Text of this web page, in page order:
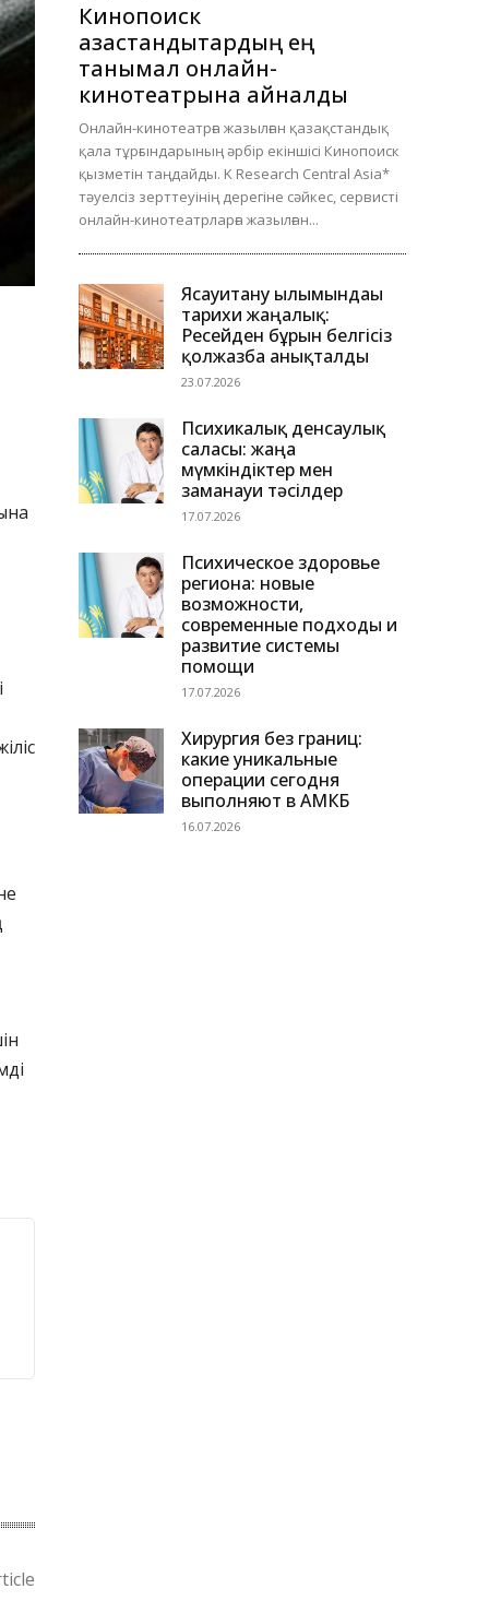
Кинопоиск
қазақстандықтардың ең
танымал онлайн-
кинотеатрына айналды
Онлайн-кинотеатрға жазылған қазақстандық
қала тұрғындарының әрбір екіншісі Кинопоиск
қызметін таңдайды. K Research Central Asia*
тәуелсіз зерттеуінің дерегіне сәйкес, сервисті
онлайн-кинотеатрларға жазылған...
Ясауитану ғылымындағы
тарихи жаңалық:
Ресейден бұрын белгісіз
қолжазба анықталды
23.07.2026
Психикалық денсаулық
саласы: жаңа
мүмкіндіктер мен
заманауи тәсілдер
17.07.2026
Психическое здоровье
региона: новые
возможности,
современные подходы и
развитие системы
помощи
17.07.2026
Хирургия без границ:
какие уникальные
операции сегодня
выполняют в АМКБ
16.07.2026